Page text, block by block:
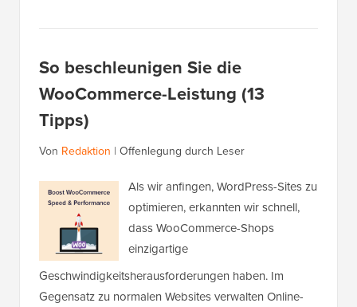
So beschleunigen Sie die
WooCommerce-Leistung (13
Tipps)
Von Redaktion | Offenlegung durch Leser
Als wir anfingen, WordPress-Sites zu
optimieren, erkannten wir schnell,
dass WooCommerce-Shops
einzigartige
Geschwindigkeitsherausforderungen haben. Im
Gegensatz zu normalen Websites verwalten Online-